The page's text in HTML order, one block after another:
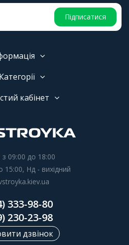
Підписатися
Категорії
кабінет
09:00 до 18:00
15:00, Нд - вихідний
333-98-80
230-23-98
дзвінок